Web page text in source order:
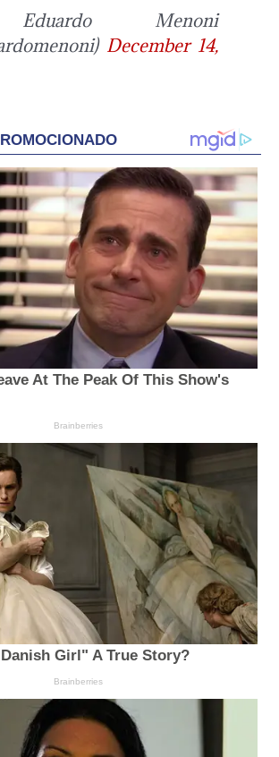
Menoni
December 14,